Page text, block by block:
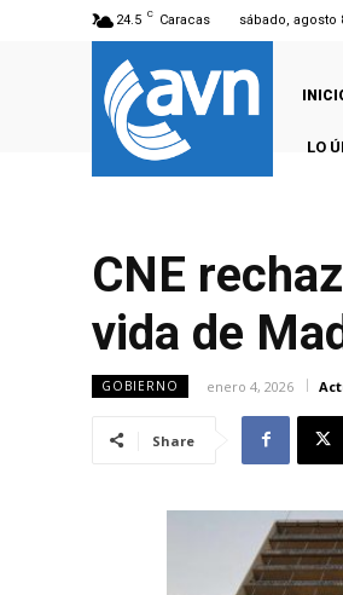
24.5 C Caracas sábado, agosto
LO
CNE
vida de
GOBIERNO enero 4, 2026
Share